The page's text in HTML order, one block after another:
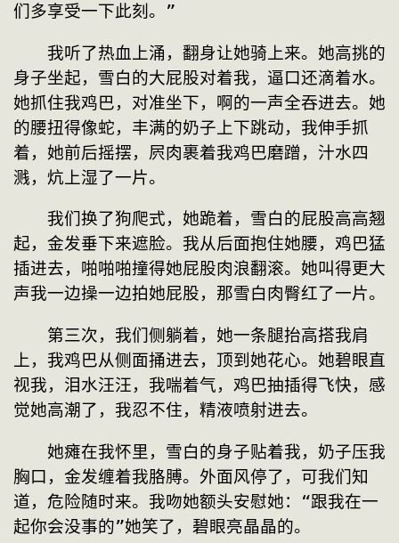
们多享受一下此刻。”
我听了热血上涌，翻身让她骑上来。她高挑的
身子坐起，雪白的大屁股对着我，逼口还滴着水。
她抓住我鸡巴，对准坐下，啊的一声全吞进去。她
的腰扭得像蛇，丰满的奶子上下跳动，我伸手抓
着，她前后摇摆，屄肉裹着我鸡巴磨蹭，汁水四
溅，炕上湿了一片。
我们换了狗爬式，她跪着，雪白的屁股高高翘
起，金发垂下来遮脸。我从后面抱住她腰，鸡巴猛
插进去，啪啪啪撞得她屁股肉浪翻滚。她叫得更大
声我一边操一边拍她屁股，那雪白肉臀红了一片。
第三次，我们侧躺着，她一条腿抬高搭我肩
上，我鸡巴从侧面捅进去，顶到她花心。她碧眼直
视我，泪水汪汪，我喘着气，鸡巴抽插得飞快，感
觉她高潮了，我忍不住，精液喷射进去。
她瘫在我怀里，雪白的身子贴着我，奶子压我
胸口，金发缠着我胳膊。外面风停了，可我们知
道，危险随时来。我吻她额头安慰她：“跟我在一
起你会没事的”她笑了，碧眼亮晶晶的。